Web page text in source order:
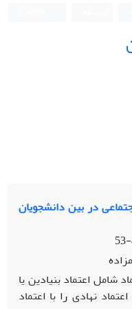
در بین دانشجویان
شامل اعتماد بنیادین یا
نهادی را با اعتماد